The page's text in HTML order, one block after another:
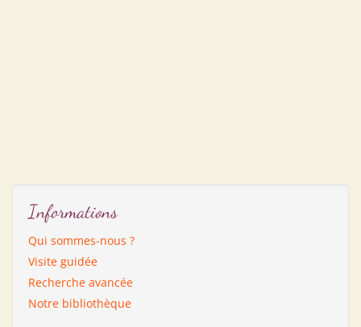
Informations
Qui sommes-nous ?
Visite guidée
Recherche avancée
Notre bibliothèque